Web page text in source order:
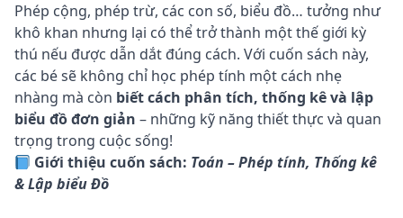
Phép cộng, phép trừ, các con số, biểu đồ… tưởng như
khô khan nhưng lại có thể trở thành một thế giới kỳ
thú nếu được dẫn dắt đúng cách. Với cuốn sách này,
các bé sẽ không chỉ học phép tính một cách nhẹ
nhàng mà còn biết cách phân tích, thống kê và lập
biểu đồ đơn giản – những kỹ năng thiết thực và quan
trọng trong cuộc sống!
Giới thiệu cuốn sách: Toán – Phép tính, Thống kê
& Lập biểu Đồ